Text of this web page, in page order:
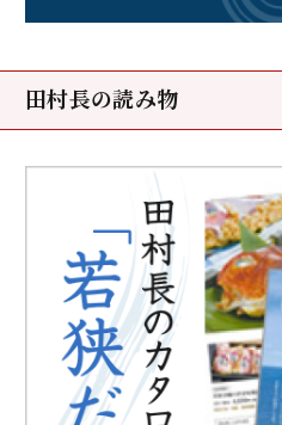
田村長の読み物
お客様の声
メディア掲載
鯖街道ウォーキング